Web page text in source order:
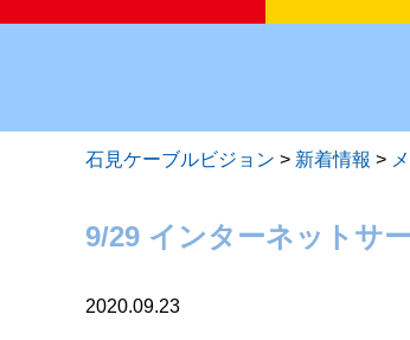
石見ケーブルビジョン > 新着情報 >
9/29 インターネットサ
2020.09.23